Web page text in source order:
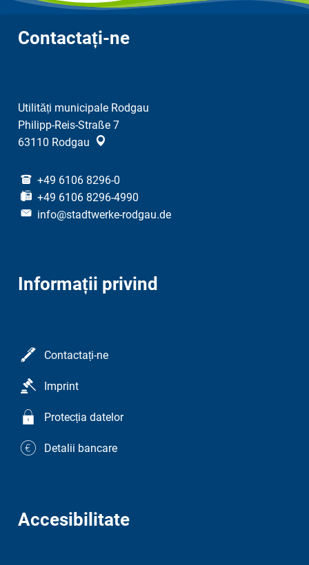
Contactați-ne
Utilități municipale Rodgau
Philipp-Reis-Straße 7
63110 Rodgau
+49 6106 8296-0
+49 6106 8296-4990
info@stadtwerke-rodgau.de
Informații privind
Contactați-ne
Imprint
Protecția datelor
Detalii bancare
Accesibilitate